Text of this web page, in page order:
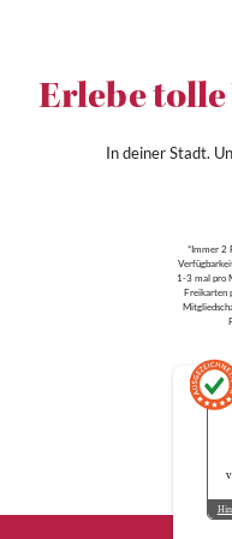
Erlebe
In deiner Stadt.
*Immer 2
1-3 mal pro
Freikarten